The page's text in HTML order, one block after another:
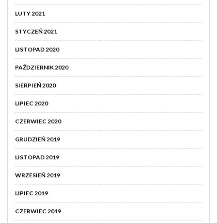
LUTY 2021
STYCZEŃ 2021
LISTOPAD 2020
PAŹDZIERNIK 2020
SIERPIEŃ 2020
LIPIEC 2020
CZERWIEC 2020
GRUDZIEŃ 2019
LISTOPAD 2019
WRZESIEŃ 2019
LIPIEC 2019
CZERWIEC 2019